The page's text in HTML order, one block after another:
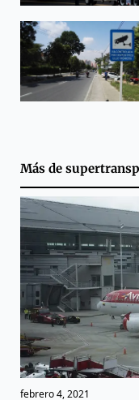
Más de
febrero 4, 2021